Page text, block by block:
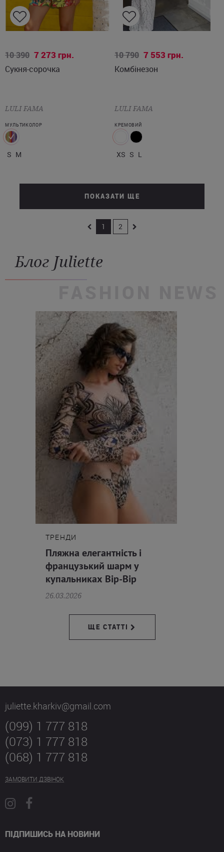
10 390 7 273 грн.
Сукня-сорочка
LULI FAMA
МУЛЬТИКОЛОР
S M
10 790 7 553 грн.
Комбінезон
LULI FAMA
КРЕМОВИЙ
XS S L
ПОКАЗАТИ ЩЕ
1 2
Блог Juliette
ТРЕНДИ
Пляжна елегантність і
французький шарм у
купальниках Bip-Bip
26.03.2026
ЩЕ СТАТТІ
juliette.kharkiv@gmail.com
(099) 1 777 818
(073) 1 777 818
(068) 1 777 818
ЗАМОВИТИ ДЗВІНОК
ПІДПИШИСЬ НА НОВИНИ